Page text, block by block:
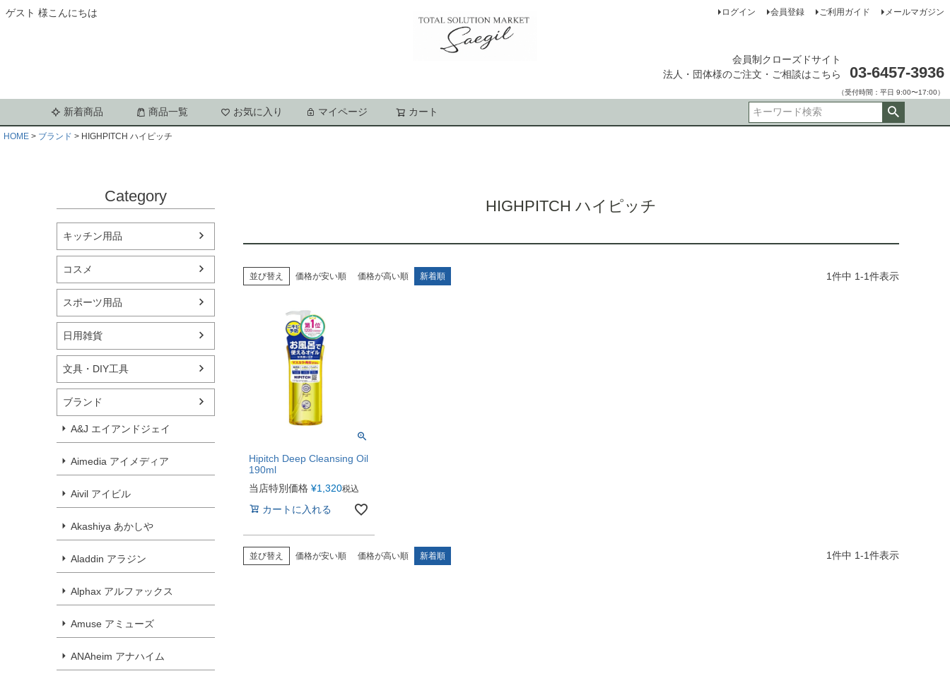
ゲスト 様こんにちは ログイン 会員登録 ご利用ガイド メールマガジン
会員制クローズドサイト
法人・団体様のご注文・ご相談はこちら
03-6457-3936
（受付時間：平日 9:00〜17:00）
新着商品 商品一覧 お気に入り マイページ カート
HOME ブランド HIGHPITCH ハイピッチ
Category
キッチン用品
コスメ
スポーツ用品
日用雑貨
文具・DIY工具
ブランド
A&J エイアンドジェイ
Aimedia アイメディア
Aivil アイビル
Akashiya あかしや
Aladdin アラジン
Alphax アルファックス
Amuse アミューズ
ANAheim アナハイム
HIGHPITCH ハイピッチ
並び替え 価格が安い順 価格が高い順 新着順 1件中 1-1件表示
Hipitch Deep Cleansing Oil
190ml
当店特別価格 ¥1,320税込
カートに入れる
並び替え 価格が安い順 価格が高い順 新着順 1件中 1-1件表示